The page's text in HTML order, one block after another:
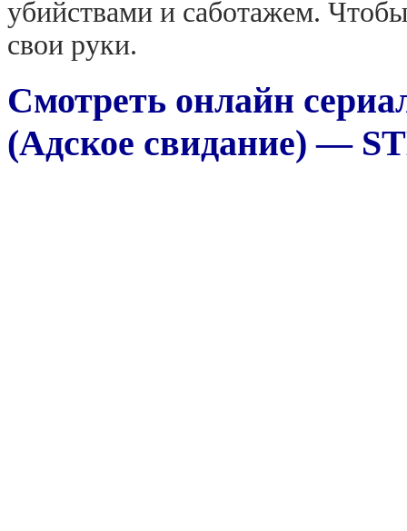
убийствами и саботажем.
свои руки.
Смотреть онлайн
(Адское свидание) —